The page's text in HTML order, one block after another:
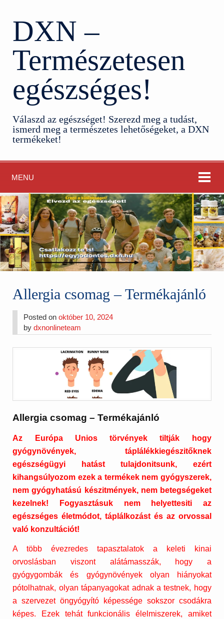
DXN –
Természetesen
egészséges!
Válaszd az egészséget! Szerezd meg a tudást,
ismerd meg a természetes lehetőségeket, a DXN
termékeket!
MENU
Allergia csomag – Termékajánló
Posted onoktóber 10, 2024
bydxnonlineteam
Allergia csomag – Termékajánló
Az Európa Unios törvények tiltják hogy
gyógynövények, táplálékkiegészitőknek
egészségügyi hatást tulajdonitsunk, ezért
kihangsúlyozom ezek a termékek nem gyógyszerek,
nem gyógyhatású készitmények, nem betegségeket
kezelnek! Fogyasztásuk nem helyettesiti az
egészséges életmódot, táplálkozást és az orvossal
való konzultációt!
A több évezredes tapasztalatok a keleti kinai
orvoslásban viszont alátámasszák, hogy a
gyógygombák és gyógynövények olyan hiányokat
pótolhatnak, olyan tápanyagokat adnak a testnek, hogy
a szervezet öngyógyító képessége sokszor csodákra
képes. Ezek tehát funkcionális élelmiszerek, amiket